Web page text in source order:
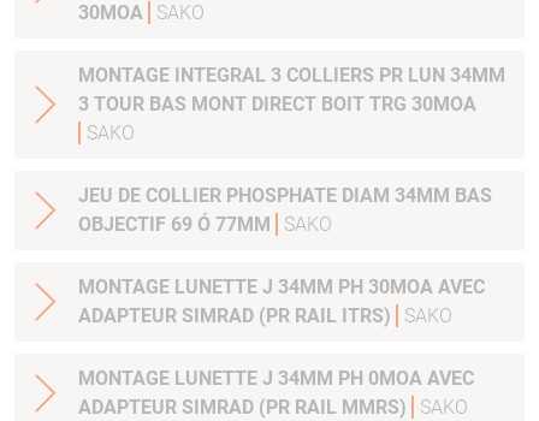
30MOA
SAKO
MONTAGE INTEGRAL 3 COLLIERS PR LUN 34MM
3 TOUR BAS MONT DIRECT BOIT TRG 30MOA
SAKO
JEU DE COLLIER PHOSPHATE DIAM 34MM BAS
OBJECTIF 69 Ó 77MM
SAKO
MONTAGE LUNETTE J 34MM PH 30MOA AVEC
ADAPTEUR SIMRAD (PR RAIL ITRS)
SAKO
MONTAGE LUNETTE J 34MM PH 0MOA AVEC
ADAPTEUR SIMRAD (PR RAIL MMRS)
SAKO